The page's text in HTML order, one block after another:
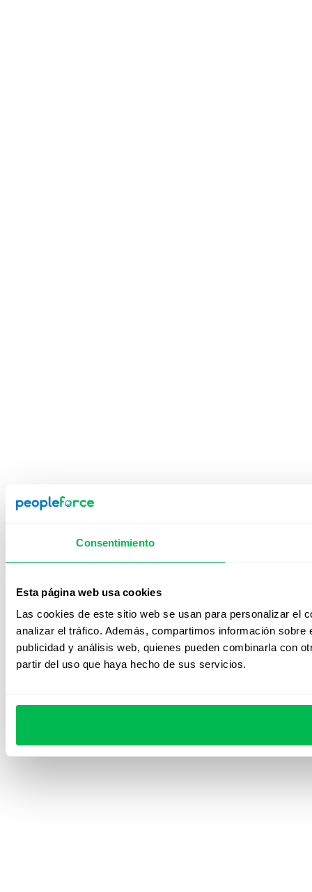
Consentimiento
Esta página web usa cookies
Las cookies de este sitio web se usan para personalizar el
analizar el tráfico. Además, compartimos información
publicidad y análisis web, quienes pueden combinarla con
partir del uso que haya hecho de sus servicios.